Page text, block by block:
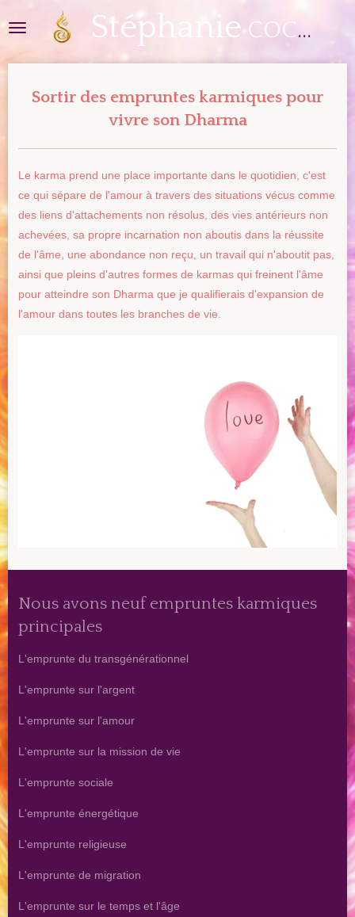
au
contenu
StéphanieCOCCO
Sortir des empruntes karmiques pour
vivre son Dharma
Le karma prend une place importante dans le quotidien, c'est
ce qui sépare de l'amour à travers des situations vécus comme
des liens d'attachements non résolus, des vies antérieurs non
achevées, sa propre incarnation non aboutis dans la réussite
de l'âme, une abondance non reçu, un travail qui n'aboutit pas,
ainsi que pleins d'autres formes de karmas qui freinent l'âme
pour atteindre son Dharma que je qualifierais d'expansion de
l'amour dans toutes les branches de vie.
Nous avons neuf empruntes karmiques
principales
L'emprunte du transgénérationnel
L'emprunte sur l'argent
L'emprunte sur l'amour
L'emprunte sur la mission de vie
L'emprunte sociale
L'emprunte énergétique
L'emprunte religieuse
L'emprunte de migration
L'emprunte sur le temps et l'âge